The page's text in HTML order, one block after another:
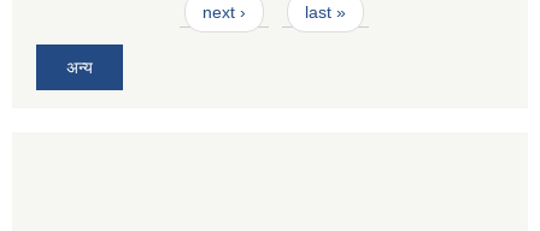
next › last »
अन्य